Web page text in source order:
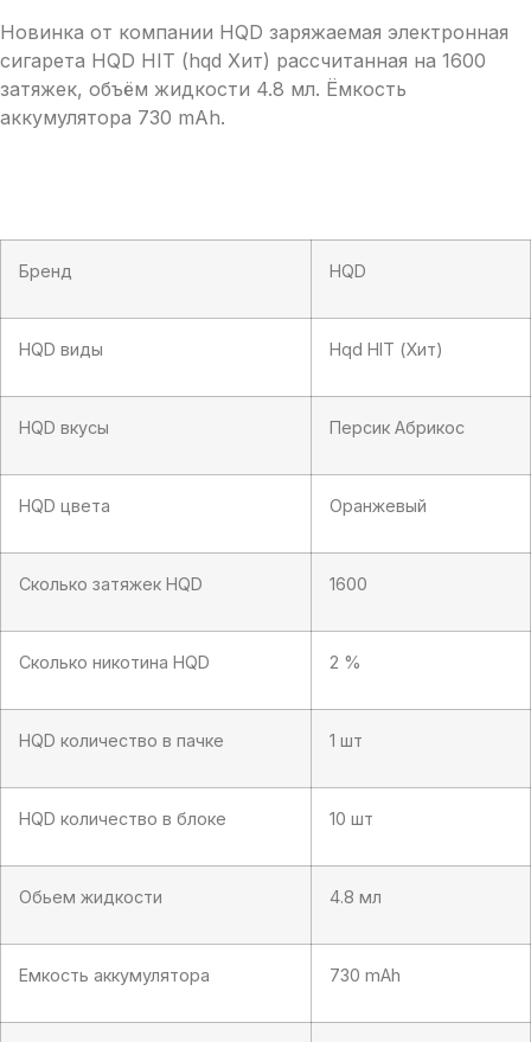
Персик
Абрикос)
Новинка от компании HQD заряжаемая электронная
сигарета HQD HIT (hqd Хит) рассчитанная на 1600
затяжек, объём жидкости 4.8 мл. Ёмкость
аккумулятора 730 mAh.
Бренд HQD
HQD виды Hqd HIT (Хит)
HQD вкусы Персик Абрикос
HQD цвета Оранжевый
Сколько затяжек HQD 1600
Сколько никотина HQD 2 %
HQD количество в пачке 1 шт
HQD количество в блоке 10 шт
Обьем жидкости 4.8 мл
Емкость аккумулятора 730 mAh